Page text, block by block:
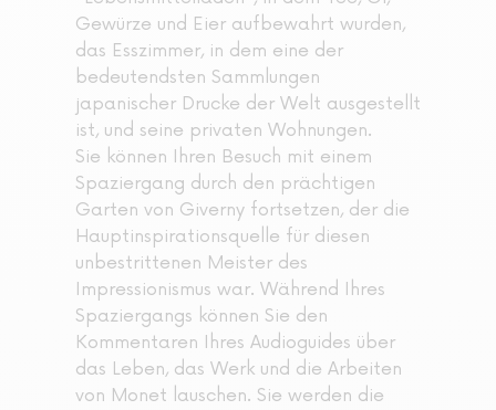
Gewürze und Eier aufbewahrt wurden,
das Esszimmer, in dem eine der
bedeutendsten Sammlungen
japanischer Drucke der Welt ausgestellt
ist, und seine privaten Wohnungen.
Sie können Ihren Besuch mit einem
Spaziergang durch den prächtigen
Garten von Giverny fortsetzen, der die
Hauptinspirationsquelle für diesen
unbestrittenen Meister des
Impressionismus war. Während Ihres
Spaziergangs können Sie den
Kommentaren Ihres Audioguides über
das Leben, das Werk und die Arbeiten
von Monet lauschen. Sie werden die